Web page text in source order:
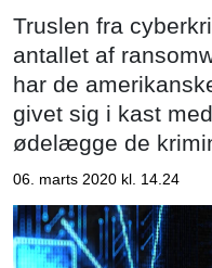
Truslen fra
antallet af
har de
givet sig i kast
ødelægge de
06. marts 2020 kl. 14.24